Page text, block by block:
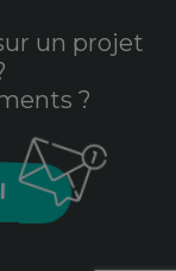
un projet
?